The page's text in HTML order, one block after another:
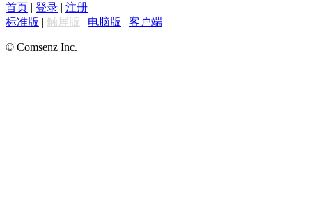
首页 | 登录 | 注册
标准版 | 触屏版 | 电脑版 | 客户端
© Comsenz Inc.